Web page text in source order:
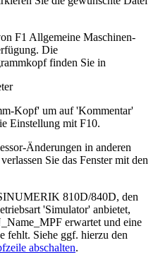
F1 Allgemeine Maschinen-
Die
finden Sie in
Kopf' um auf 'Kommentar'
Einstellung mit F10.
Änderungen in anderen
Sie das Fenster mit den
810D/840D, den
'Simulator' anbietet,
erwartet und eine
fehlt. Siehe ggf. hierzu den
abschalten.